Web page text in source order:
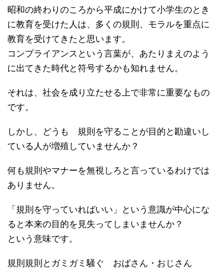
昭和の終わりのころから平成にかけて小学生のとき
に教育を受けた人は、多くの規則、モラルを重点に
教育を受けてきたと思います。
コンプライアンスという言葉が、あたりまえのよう
に出てきた時代と符号するかも知れません。
それは、社会を成り立たせる上で非常に重要なもの
です。
しかし、どうも 規則を守ることが目的と勘違いし
ている人が増殖していませんか？
何も規則やマナーを無視しろと言っているわけでは
ありません。
「規則を守っていればいい」という意識が中心にな
ると本来の目的を見失ってしまいませんか？
という意味です。
規則規則とガミガミ騒ぐ おばさん・おじさん